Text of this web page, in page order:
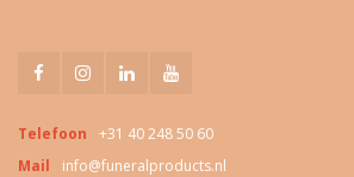
Telefoon
+31 40 248 50 60
Mail
info@funeralproducts.nl